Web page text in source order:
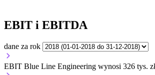
EBIT i EBITDA
dane za rok
EBIT Blue Line Engineering wynosi 326 tys.